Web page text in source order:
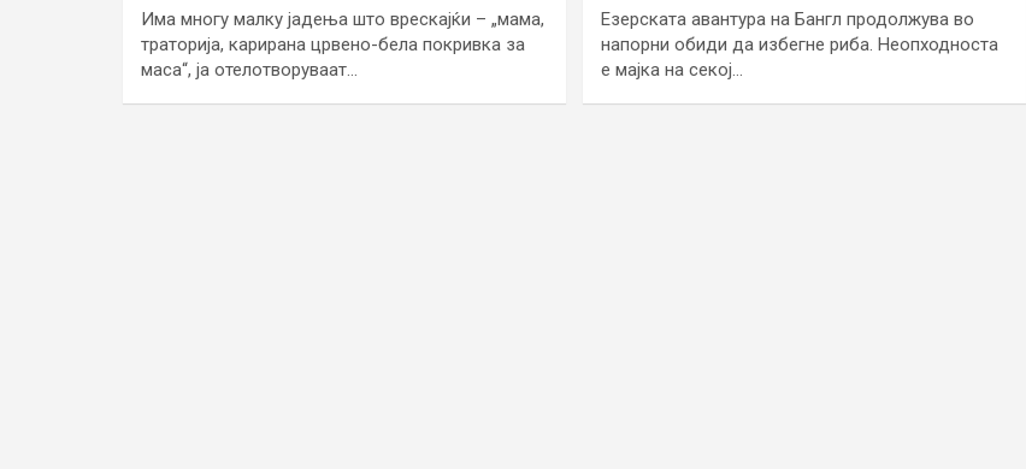
Има многу малку јадења што врескајќи – „мама,
траторија, карирана црвено-бела покривка за
маса“, ја отелотворуваат…
Езерската авантура на Бангл продолжува во
напорни обиди да избегне риба. Неопходноста
е мајка на секој…